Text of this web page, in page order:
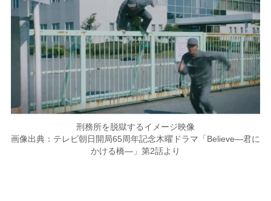
刑務所を脱獄するイメージ映像
画像出典：テレビ朝日開局65周年記念木曜ドラマ「Believe―君に
かける橋―」第2話より